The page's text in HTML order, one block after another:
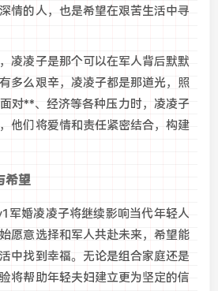
情的人，也是希望在艰苦生活中寻
凌凌子是那个可以在军人背后默默
多么艰辛，凌凌子都是那道光，照
对**、经济等各种压力时，凌凌子
他们将爱情和责任紧密结合，构建
希望
军婚凌凌子将继续影响当代年轻人
愿意选择和军人共赴未来，希望能
中找到幸福。无论是组合家庭还是
将帮助年轻夫妇建立更为坚定的信